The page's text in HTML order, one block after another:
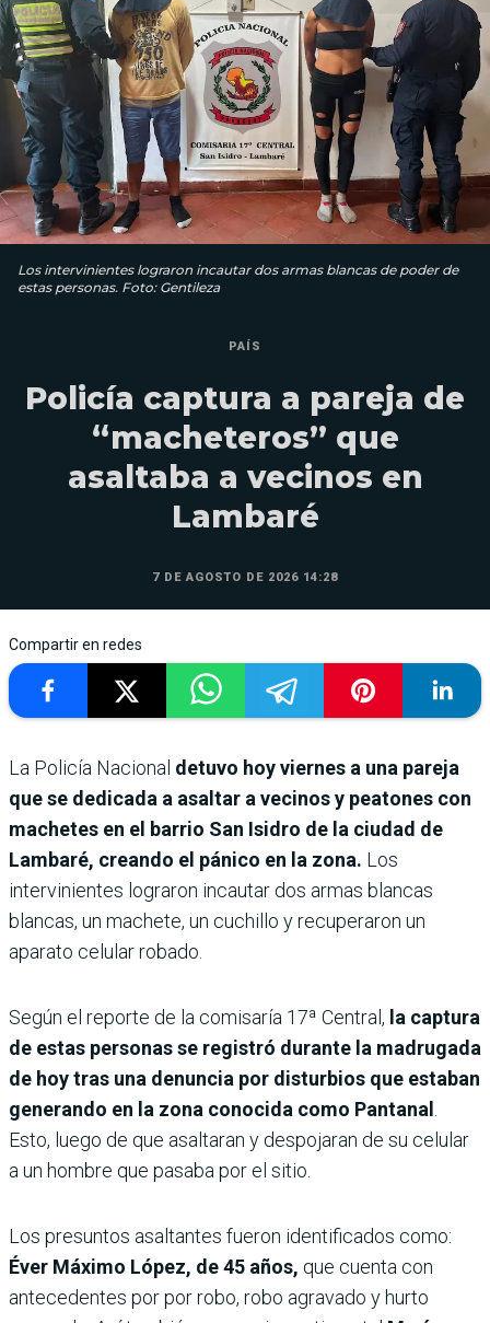
Los intervinientes lograron incautar dos armas blancas de poder de
estas personas. Foto: Gentileza
PAÍS
Policía captura a pareja de
“macheteros” que
asaltaba a vecinos en
Lambaré
7 DE AGOSTO DE 2026 14:28
Compartir en redes
La Policía Nacional detuvo hoy viernes a una pareja
que se dedicada a asaltar a vecinos y peatones con
machetes en el barrio San Isidro de la ciudad de
Lambaré, creando el pánico en la zona. Los
intervinientes lograron incautar dos armas blancas
blancas, un machete, un cuchillo y recuperaron un
aparato celular robado.
Según el reporte de la comisaría 17ª Central, la captura
de estas personas se registró durante la madrugada
de hoy tras una denuncia por disturbios que estaban
generando en la zona conocida como Pantanal .
Esto, luego de que asaltaran y despojaran de su celular
a un hombre que pasaba por el sitio.
Los presuntos asaltantes fueron identificados como:
Éver Máximo López, de 45 años, que cuenta con
antecedentes por por robo, robo agravado y hurto